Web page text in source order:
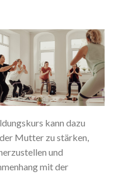
kann dazu
Mutter zu stärken,
und
mit der